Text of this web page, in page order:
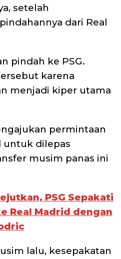
setelah
dari Real
pindah ke PSG.
karena
menjadi kiper utama
permintaan
untuk dilepas
musim panas ini
PSG Sepakati
Real Madrid dengan
lalu, kesepakatan